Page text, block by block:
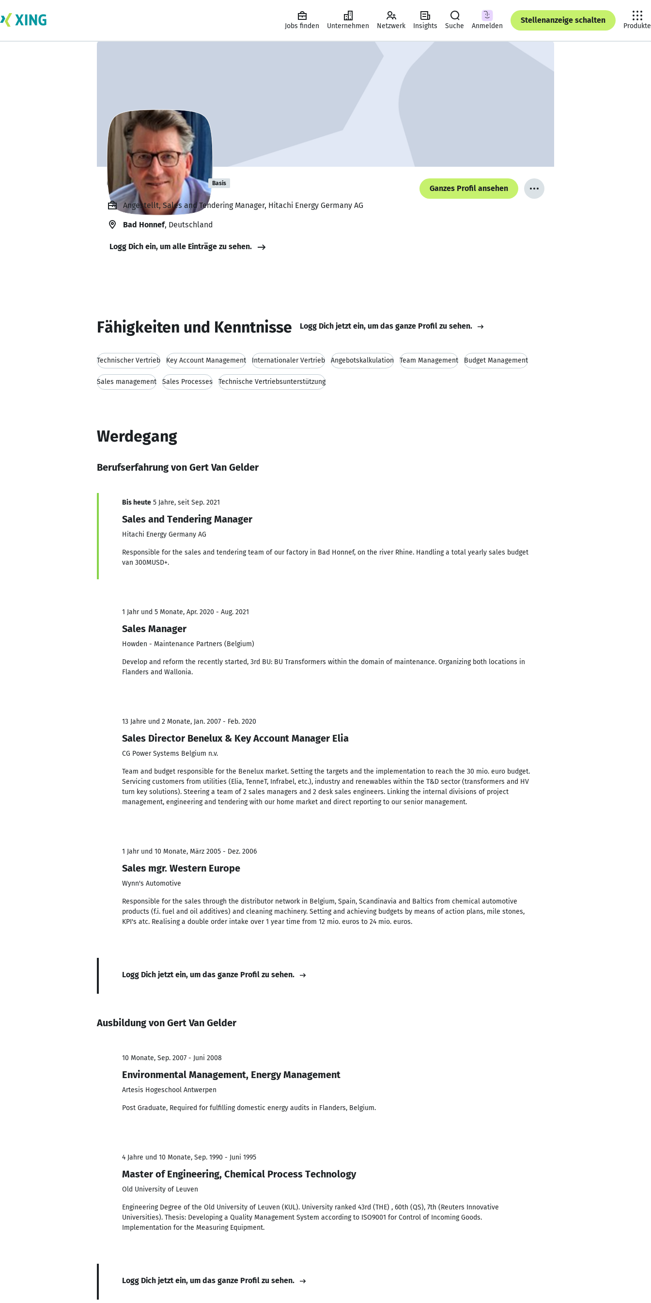
Jobs finden Unternehmen Netzwerk Insights Suche Anmelden
Stellenanzeige schalten
Produkte
Gert Van Gelder Basis
Ganzes Profil ansehen
Angestellt, Sales and Tendering Manager, Hitachi Energy Germany AG
Bad Honnef, Deutschland
Logg Dich ein, um alle Einträge zu sehen.
Fähigkeiten und Kenntnisse Logg Dich jetzt ein, um das ganze Profil zu sehen.
Technischer Vertrieb Key Account Management Internationaler Vertrieb Angebotskalkulation Team Management Budget Management
Sales management Sales Processes Technische Vertriebsunterstützung
Werdegang
Berufserfahrung von Gert Van Gelder
Bis heute 5 Jahre, seit Sep. 2021
Sales and Tendering Manager
Hitachi Energy Germany AG
Responsible for the sales and tendering team of our factory in Bad Honnef, on the river Rhine. Handling a total yearly sales budget
van 300MUSD+.
1 Jahr und 5 Monate, Apr. 2020 - Aug. 2021
Sales Manager
Howden - Maintenance Partners (Belgium)
Develop and reform the recently started, 3rd BU: BU Transformers within the domain of maintenance. Organizing both locations in
Flanders and Wallonia.
13 Jahre und 2 Monate, Jan. 2007 - Feb. 2020
Sales Director Benelux & Key Account Manager Elia
CG Power Systems Belgium n.v.
Team and budget responsible for the Benelux market. Setting the targets and the implementation to reach the 30 mio. euro budget.
Servicing customers from utilities (Elia, TenneT, Infrabel, etc.), industry and renewables within the T&D sector (transformers and HV
turn key solutions). Steering a team of 2 sales managers and 2 desk sales engineers. Linking the internal divisions of project
management, engineering and tendering with our home market and direct reporting to our senior management.
1 Jahr und 10 Monate, März 2005 - Dez. 2006
Sales mgr. Western Europe
Wynn's Automotive
Responsible for the sales through the distributor network in Belgium, Spain, Scandinavia and Baltics from chemical automotive
products (f.i. fuel and oil additives) and cleaning machinery. Setting and achieving budgets by means of action plans, mile stones,
KPI's atc. Realising a double order intake over 1 year time from 12 mio. euros to 24 mio. euros.
Logg Dich jetzt ein, um das ganze Profil zu sehen.
Ausbildung von Gert Van Gelder
10 Monate, Sep. 2007 - Juni 2008
Environmental Management, Energy Management
Artesis Hogeschool Antwerpen
Post Graduate, Required for fulfilling domestic energy audits in Flanders, Belgium.
4 Jahre und 10 Monate, Sep. 1990 - Juni 1995
Master of Engineering, Chemical Process Technology
Old University of Leuven
Engineering Degree of the Old University of Leuven (KUL). University ranked 43rd (THE) , 60th (QS), 7th (Reuters Innovative
Universities). Thesis: Developing a Quality Management System according to ISO9001 for Control of Incoming Goods.
Implementation for the Measuring Equipment.
Logg Dich jetzt ein, um das ganze Profil zu sehen.